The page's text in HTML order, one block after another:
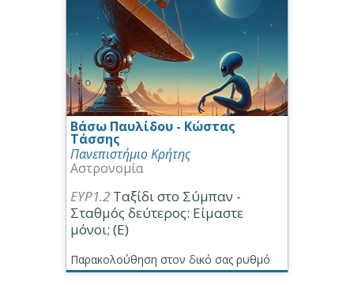
Βάσω Παυλίδου - Κώστας
Τάσσης
Πανεπιστήμιο Κρήτης
Αστρονομία
ΕΥΡ1.2 Ταξίδι στο Σύμπαν -
Σταθμός δεύτερος: Είμαστε
μόνοι; (Ε)
Παρακολούθηση στον δικό σας ρυθμό